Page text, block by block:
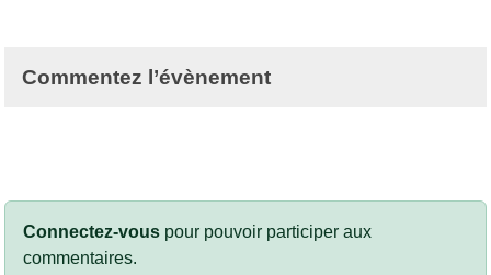
Commentez l’évènement
Connectez-vous pour pouvoir participer aux
commentaires.